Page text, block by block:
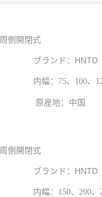
側開閉式
ブランド：HNTD
内幅： 75、
原産地：中国
側開閉式
ブランド：HNTD
内幅： 150、